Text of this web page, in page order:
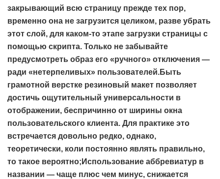
закрывающий всю страницу прежде тех пор,
временно она не загрузится целиком, разве убрать
этот слой, для каком-то этапе загрузки страницы с
помощью скрипта. Только не забывайте
предусмотреть образ его «ручного» отключения —
ради «нетерпеливых» пользователей.Быть
грамотной верстке резиновый макет позволяет
достичь ощутительный универсальности в
отображении, беспричинно от ширины окна
пользовательского клиента. Для практике это
встречается довольно редко, однако,
теоретически, коли постоянно являть правильно,
то такое вероятно;Использование аббревиатур в
названии — чаще плюс чем минус, снижается